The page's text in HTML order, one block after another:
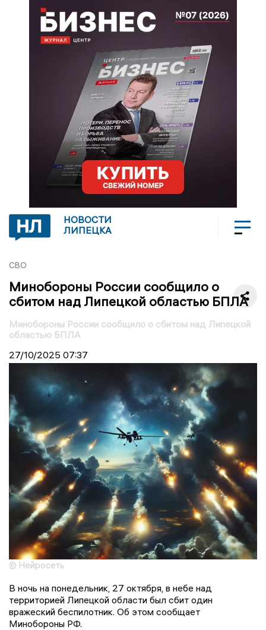
НОВОСТИ
ЛИПЕЦКА
СВО
Минобороны России сообщило о
сбитом над Липецкой областью БПЛА
Минобороны России сообщило о сбитом над Липецкой
областью БПЛА
27/10/2025 07:37
© Нейросеть
В ночь на понедельник, 27 октября, в небе над
территорией Липецкой области был сбит один
вражеский беспилотник. Об этом сообщает
Минобороны РФ.